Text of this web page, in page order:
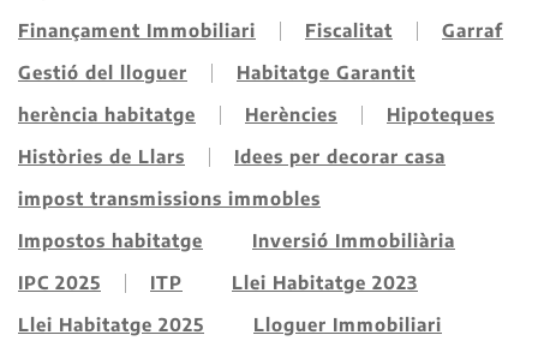
Finançament Immobiliari
Fiscalitat
Garraf
Gestió del lloguer
Habitatge Garantit
herència habitatge
Herències
Hipoteques
Històries de Llars
Idees per decorar casa
impost transmissions immobles
Impostos habitatge
Inversió Immobiliària
IPC 2025
ITP
Llei Habitatge 2023
Llei Habitatge 2025
Lloguer Immobiliari